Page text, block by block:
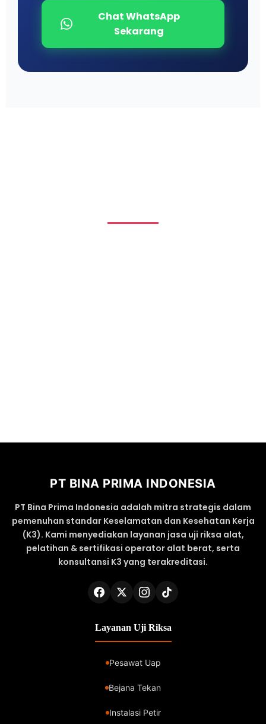
Chat WhatsApp
Sekarang
PT BINA PRIMA INDONESIA
PT Bina Prima Indonesia adalah mitra strategis dalam
pemenuhan standar Keselamatan dan Kesehatan Kerja
(K3). Kami menyediakan layanan jasa uji riksa alat,
pelatihan & sertifikasi operator alat berat, serta
konsultansi K3 yang terakreditasi.
Layanan Uji Riksa
Pesawat Uap
Bejana Tekan
Instalasi Petir